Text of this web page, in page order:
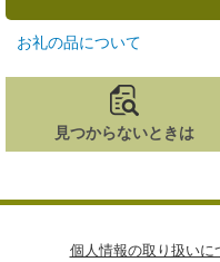
お礼の品について
見つからないときは
個人情報の取り扱いに